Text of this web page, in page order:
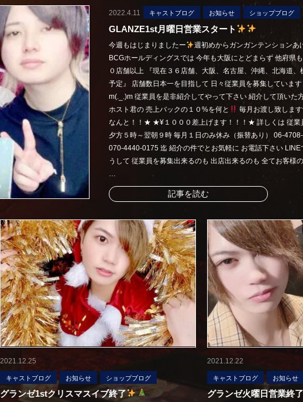
2022.4.11 キャストブログ お知らせ ショップブログ
GLANZE1st月曜日営業スタート
今週もはじまりましたー
週初めからガンガンテンションあ
BCGホールディングスでは 今年も大阪にとどまらず 他府県
０店舗以上 『現在３６店舗、大阪、名古屋、沖縄、北海道
予定』 店舗数日本一を目指して 日々従業員を募集していま
m(._.)m 従業員を是非紹介してやって下さい 紹介して頂いた
ホスト君の 売上バックの１０%を何と
毎月お渡し致しま
なんと！！★ ★¥１０００差上げます！！！★ 詳しくは 従業
夕方５時～翌朝９時 毎月１日のみ休み（振替あり） 06-
070-4440-0175 迄 紹介の件でとお気軽に お電話下さい
うして 従業員を募集出来るのも 出店出来るのも 全てお客様
…
記事を読む
2021.12.25
キャストブログ お知らせ ショップブログ
グランゼ1stクリスマスイブ終了
2021.12.22
キャストブログ お知らせ
グランゼ火曜日営業終了